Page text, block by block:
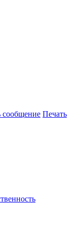
сообщение Печать